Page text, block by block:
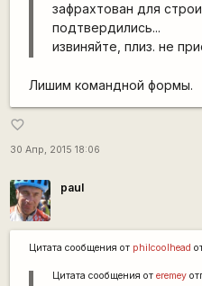
зафрахтован для
подтвердились...
извиняйте, плиз. не
Лишим командной формы.
favorite_border
30 Апр, 2015 18:06
paul
Цитата сообщения от philcoolhead
Цитата сообщения от eremey